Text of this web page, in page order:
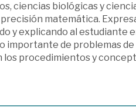
ciencias biológicas y
matemática.
y explicando al estudiante
importante de problemas
procedimientos y